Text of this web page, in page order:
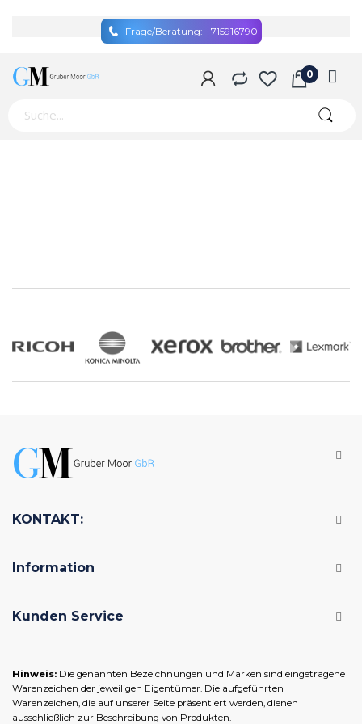
Frage/Beratung: 715916790
KONTAKT:
Information
Kunden Service
Hinweis: Die genannten Bezeichnungen und Marken sind eingetragene
Warenzeichen der jeweiligen Eigentümer. Die aufgeführten
Warenzeichen, die auf unserer Seite präsentiert werden, dienen
ausschließlich zur Beschreibung von Produkten.